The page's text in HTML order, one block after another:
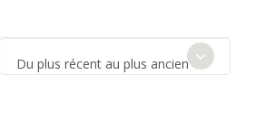
Du plus récent au plus ancien